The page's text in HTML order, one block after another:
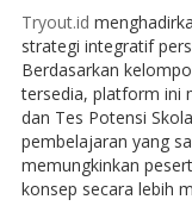
Tryout.id
strategi integratif
Berdasarkan
tersedia, platform ini
dan Tes Potensi
pembelajaran yang
memungkinkan
konsep secara lebih